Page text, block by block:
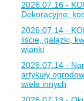
2026.07.16 -
Dekoracyjne:
2026.07.14 -
liście, gałązki,
wianki
2026.07.14 -
artykuły
wiele innych